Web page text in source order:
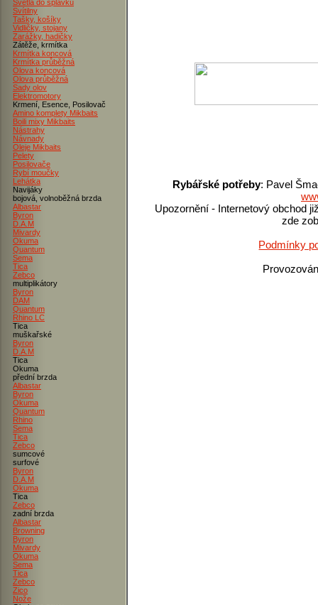
Světla do splávků
Svítilny
Tašky, košíky
Vidličky, stojany
Zarážky, hadičky
Zátěže, krmítka
Krmítka koncová
Krmítka průběžná
Olova koncová
Olova průběžná
Sady olov
Elektromotory
Krmení, Esence, Posilovač
Amino komplety Mikbaits
Boili mixy Mikbaits
Nástrahy
Návnady
Oleje Mikbaits
Pelety
Posilovače
Rybí moučky
Lehátka
Navijáky
bojová, volnoběžná brzda
Albastar
Byron
D.A.M
Mivardy
Okuma
Quantum
Sema
Tica
Zebco
multiplikátory
Byron
DAM
Quantum
Rhino LC
Tica
muškařské
Byron
D.A.M
Tica
Okuma
přední brzda
Albastar
Byron
Okuma
Quantum
Rhino
Sema
Tica
Zebco
sumcové
surfové
Byron
D.A.M
Okuma
Tica
Zebco
zadní brzda
Albastar
Browning
Byron
Mivardy
Okuma
Sema
Tica
Zebco
Zico
Nože
Rybářské potřeby: Pavel
Upozornění - Internetový obchod
zde
Podmínky